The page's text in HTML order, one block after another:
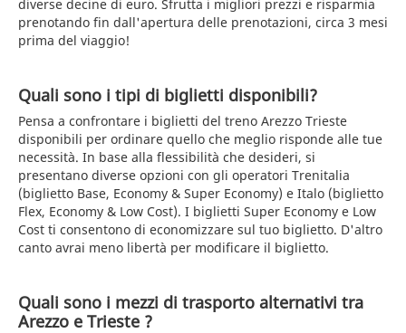
diverse decine di euro. Sfrutta i migliori prezzi e risparmia
prenotando fin dall'apertura delle prenotazioni, circa 3 mesi
prima del viaggio!
Quali sono i tipi di biglietti disponibili?
Pensa a confrontare i biglietti del treno Arezzo Trieste
disponibili per ordinare quello che meglio risponde alle tue
necessità. In base alla flessibilità che desideri, si
presentano diverse opzioni con gli operatori Trenitalia
(biglietto Base, Economy & Super Economy) e Italo (biglietto
Flex, Economy & Low Cost). I biglietti Super Economy e Low
Cost ti consentono di economizzare sul tuo biglietto. D'altro
canto avrai meno libertà per modificare il biglietto.
Quali sono i mezzi di trasporto alternativi tra
Arezzo e Trieste ?